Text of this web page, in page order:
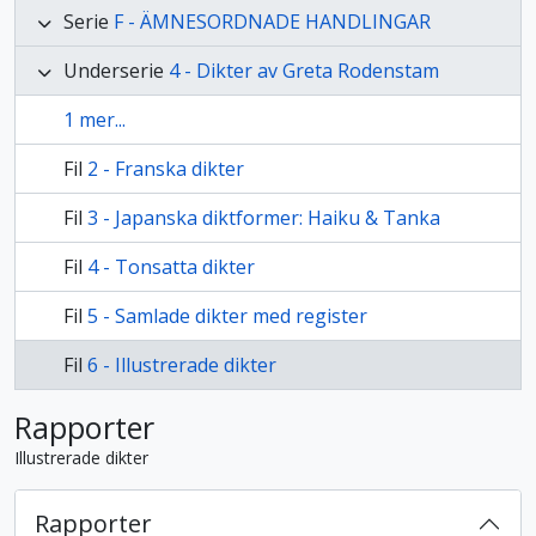
Serie F - ÄMNESORDNADE HANDLINGAR
Underserie 4 - Dikter av Greta Rodenstam
1 mer...
Fil 2 - Franska dikter
Fil 3 - Japanska diktformer: Haiku & Tanka
Fil 4 - Tonsatta dikter
Fil 5 - Samlade dikter med register
Fil 6 - Illustrerade dikter
Rapporter
Illustrerade dikter
Rapporter